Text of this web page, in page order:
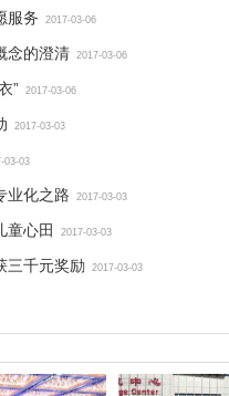
服务 2017-03-06
念的澄清 2017-03-06
” 2017-03-06
2017-03-03
03-03
业化之路 2017-03-03
童心田 2017-03-03
三千元奖励 2017-03-03